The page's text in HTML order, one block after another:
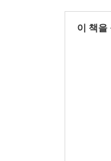
이 책을